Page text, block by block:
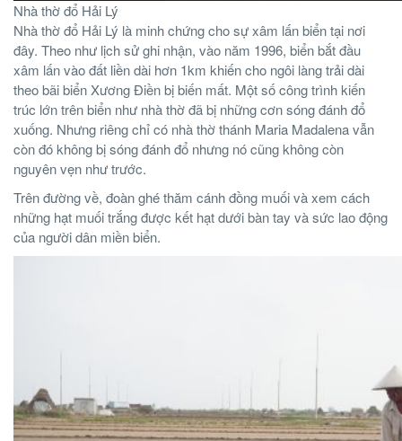
Nhà thờ đổ Hải Lý
Nhà thờ đổ Hải Lý là minh chứng cho sự xâm lấn biển tại nơi
đây. Theo như lịch sử ghi nhận, vào năm 1996, biển bắt đầu
xâm lấn vào đất liền dài hơn 1km khiến cho ngôi làng trải dài
theo bãi biển Xương Điền bị biến mất. Một số công trình kiến
trúc lớn trên biển như nhà thờ đã bị những cơn sóng đánh đổ
xuống. Nhưng riêng chỉ có nhà thờ thánh Maria Madalena vẫn
còn đó không bị sóng đánh đổ nhưng nó cũng không còn
nguyên vẹn như trước.
Trên đường về, đoàn ghé thăm cánh đồng muối và xem cách
những hạt muối trắng được kết hạt dưới bàn tay và sức lao động
của người dân miền biển.